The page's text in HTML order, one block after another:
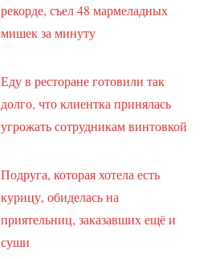
рекорде, съел 48 мармеладных
мишек за минуту
Еду в ресторане готовили так
долго, что клиентка принялась
угрожать сотрудникам винтовкой
Подруга, которая хотела есть
курицу, обиделась на
приятельниц, заказавших ещё и
суши